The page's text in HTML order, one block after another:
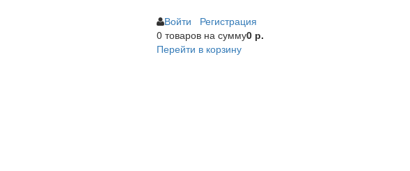
Войти
Регистрация
0 товаровна сумму0 р.
Перейти в корзину